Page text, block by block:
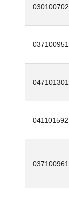
030100702
037100951
047101301
041101592
037100961